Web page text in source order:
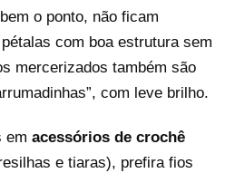
o ponto, não ficam
com boa estrutura sem
mercerizados também são
com leve brilho.
em acessórios de crochê
e tiaras), prefira fios